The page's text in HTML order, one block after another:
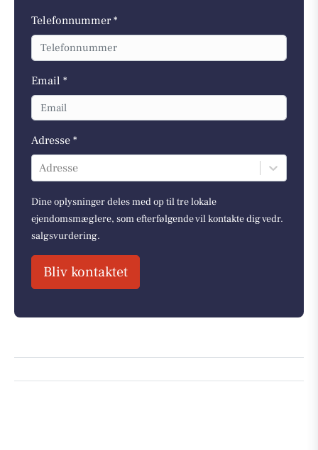
Telefonnummer *
Email *
Adresse *
Adresse
Dine oplysninger deles med op til tre lokale
ejendomsmæglere, som efterfølgende vil kontakte dig vedr.
salgsvurdering.
Bliv kontaktet